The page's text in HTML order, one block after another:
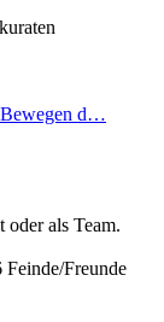
d…
als Team.
Feinde/Freunde